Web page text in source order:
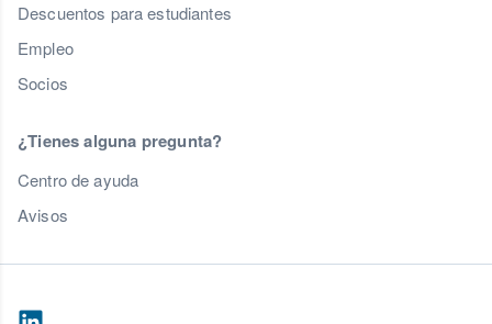
Descuentos para estudiantes
Empleo
Socios
¿Tienes alguna pregunta?
Centro de ayuda
Avisos